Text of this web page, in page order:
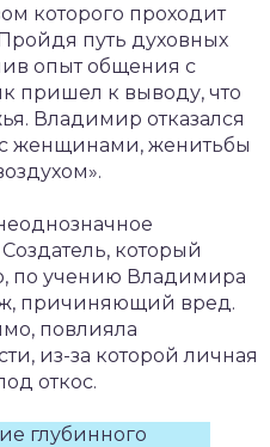
которого проходит
путь духовных
опыт общения с
пришел к выводу, что
Владимир отказался
с женщинами, женитьбы
который
по учению Владимира
причиняющий вред.
повлияла
из-за которой личная
откос.
глубинного